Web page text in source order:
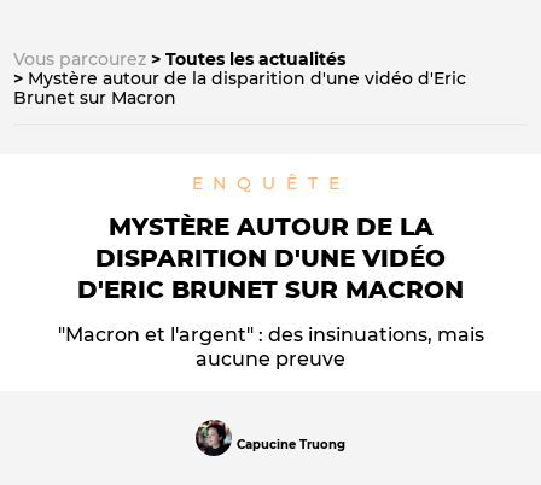
Vous parcourez
Toutes les actualités
Mystère autour de la disparition d'une vidéo d'Eric
Brunet sur Macron
ENQUÊTE
MYSTÈRE AUTOUR DE LA
DISPARITION D'UNE VIDÉO
D'ERIC BRUNET SUR MACRON
"Macron et l'argent" : des insinuations, mais
aucune preuve
Capucine Truong